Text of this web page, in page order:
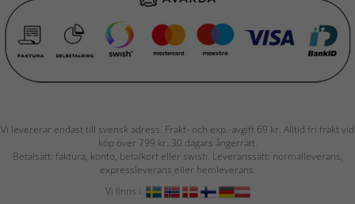
Vi levererar endast till svensk adress. Frakt- och exp.-avgift 69 kr. Alltid fri frakt vid
köp över 799 kr. 30 dagars ångerrätt.
Betalsätt: faktura, konto, betalkort eller swish. Leveranssätt: normalleverans,
expressleverans eller hemleverans.
Vi finns i: